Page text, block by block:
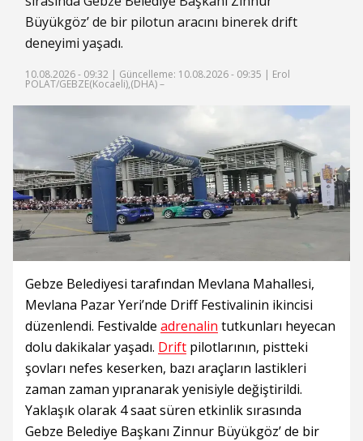
Büyükgöz’ de bir pilotun aracını binerek drift
deneyimi yaşadı.
10.08.2026 - 09:32 | Güncelleme: 10.08.2026 - 09:35 | Erol
POLAT/GEBZE(Kocaeli),(DHA) –
Gebze Belediyesi tarafından Mevlana Mahallesi,
Mevlana Pazar Yeri’nde Driff Festivalinin ikincisi
düzenlendi. Festivalde adrenalin tutkunları heyecan
dolu dakikalar yaşadı. Drift pilotlarının, pistteki
şovları nefes keserken, bazı araçların lastikleri
zaman zaman yıpranarak yenisiyle değiştirildi.
Yaklaşık olarak 4 saat süren etkinlik sırasında
Gebze Belediye Başkanı Zinnur Büyükgöz’ de bir